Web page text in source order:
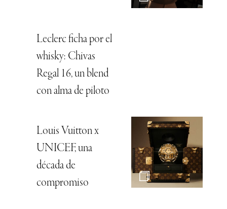
Leclerc ficha por el
whisky: Chivas
Regal 16, un blend
con alma de piloto
Louis Vuitton x
UNICEF, una
década de
compromiso